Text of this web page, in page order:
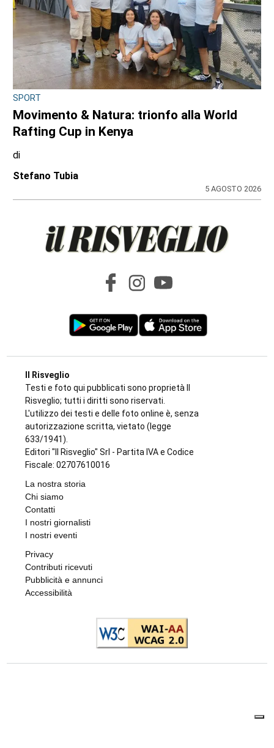
SPORT
Movimento & Natura: trionfo alla World
Rafting Cup in Kenya
di
Stefano Tubia
5 AGOSTO 2026
Il Risveglio
Testi e foto qui pubblicati sono proprietà Il
Risveglio; tutti i diritti sono riservati.
L'utilizzo dei testi e delle foto online è, senza
autorizzazione scritta, vietato (legge
633/1941).
Editori "Il Risveglio" Srl - Partita IVA e Codice
Fiscale: 02707610016
La nostra storia
Chi siamo
Contatti
I nostri giornalisti
I nostri eventi
Privacy
Contributi ricevuti
Pubblicità e annunci
Accessibilità